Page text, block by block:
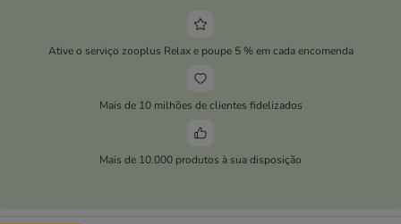
Ative o serviço zooplus Relax e poupe 5 % em cada encomenda
Mais de 10 milhões de clientes fidelizados
Mais de 10.000 produtos à sua disposição